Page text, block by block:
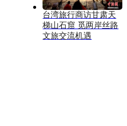
台湾旅行商访甘肃天
梯山石窟 觅两岸丝路
文旅交流机遇